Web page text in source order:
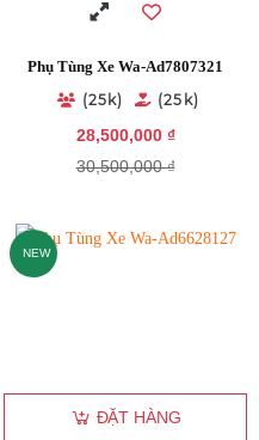
Phụ Tùng Xe Wa-Ad7807321
(25k)
(25k)
28,500,000 ₫
30,500,000 ₫
NEW
ĐẶT HÀNG